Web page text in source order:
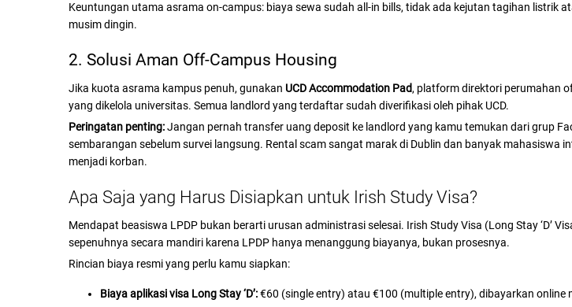
Keuntungan utama asrama on-campus: biaya sewa sudah all-in bills, tidak ada kejutan tagihan listrik
musim dingin.
2. Solusi Aman Off-Campus Housing
Jika kuota asrama kampus penuh, gunakan UCD Accommodation Pad, platform direktori perumahan
yang dikelola universitas. Semua landlord yang terdaftar sudah diverifikasi oleh pihak UCD.
Peringatan penting:Jangan pernah transfer uang deposit ke landlord yang kamu temukan dari grup
sembarangan sebelum survei langsung. Rental scam sangat marak di Dublin dan banyak mahasiswa
menjadi korban.
Apa Saja yang Harus Disiapkan untuk Irish Study Visa?
Mendapat beasiswa LPDP bukan berarti urusan administrasi selesai. Irish Study Visa (Long Stay ‘D’
sepenuhnya secara mandiri karena LPDP hanya menanggung biayanya, bukan prosesnya.
Rincian biaya resmi yang perlu kamu siapkan:
Biaya aplikasi visa Long Stay ‘D’:€60 (single entry) atau €100 (multiple entry), dibayarkan online